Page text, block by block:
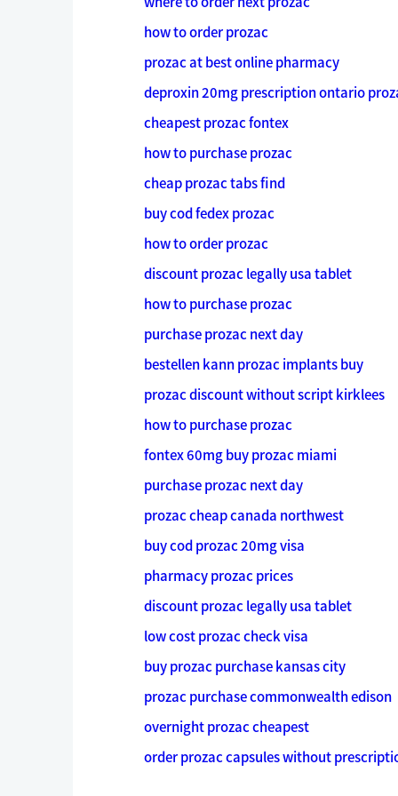
how to order prozac
prozac at best online pharmacy
deproxin 20mg prescription ontario
cheapest prozac fontex
how to purchase prozac
cheap prozac tabs find
buy cod fedex prozac
how to order prozac
discount prozac legally usa tablet
how to purchase prozac
purchase prozac next day
bestellen kann prozac implants buy
prozac discount without script kirklees
how to purchase prozac
fontex 60mg buy prozac miami
purchase prozac next day
prozac cheap canada northwest
buy cod prozac 20mg visa
pharmacy prozac prices
discount prozac legally usa tablet
low cost prozac check visa
buy prozac purchase kansas city
prozac purchase commonwealth edison
overnight prozac cheapest
order prozac capsules without